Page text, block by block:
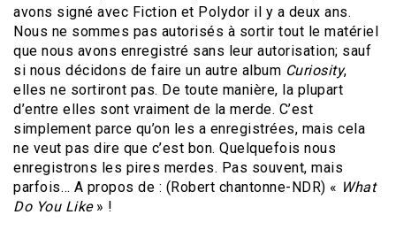
avons signé avec Fiction et Polydor il y a deux ans.
Nous ne sommes pas autorisés à sortir tout le matériel
que nous avons enregistré sans leur autorisation; sauf
si nous décidons de faire un autre album Curiosity,
elles ne sortiront pas. De toute manière, la plupart
d’entre elles sont vraiment de la merde. C’est
simplement parce qu’on les a enregistrées, mais cela
ne veut pas dire que c’est bon. Quelquefois nous
enregistrons les pires merdes. Pas souvent, mais
parfois… A propos de : (Robert chantonne-NDR) « What
Do You Like» !